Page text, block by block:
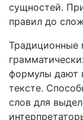
сущностей.
правил до
Традиционные
формулы дают
тексте.
слов для